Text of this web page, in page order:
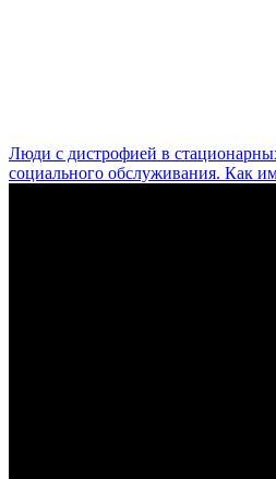
Люди с дистрофией в
социального обслуживания. Как